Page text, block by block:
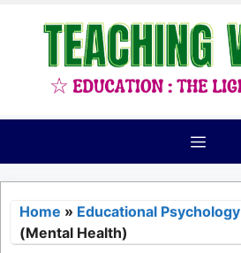
Menu
Home » Educational Psychology
(Mental Health)